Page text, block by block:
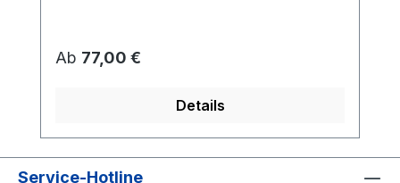
Regulärer Preis:
Ab 77,00 €
Details
Service-Hotline